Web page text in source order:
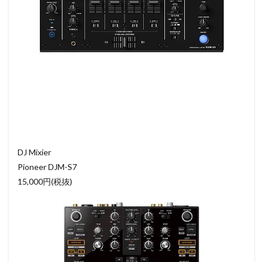
DJ Mixier
Pioneer DJM-S7
15,000円(税抜)